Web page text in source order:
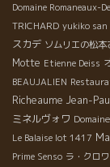
Domaine Romaneaux-
TRICHARD yukiko san
スカデ ソムリエの松本
Motte Etienne Deiss
BEAUJALIEN
Richeaume Jean-
ミネルヴォワ
Le Balaise lot 1417
Prime Senso ラ・クロ